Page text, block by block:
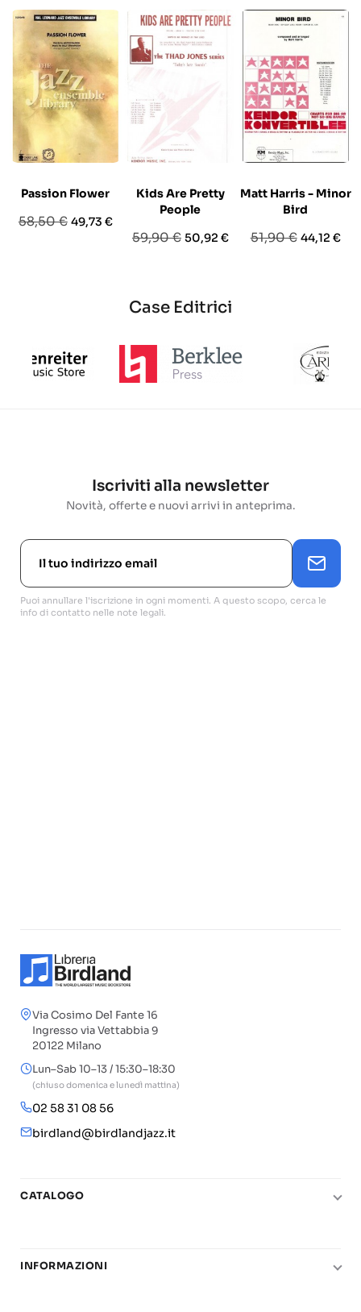
Passion Flower
Prezzo
58,50 € Prezzo
49,73 €
Kids Are Pretty
People
Prezzo
59,90 € Prezzo
50,92 €
Matt Harris - Minor
Bird
Prezzo
51,90 € Prezzo
44,12 €
Case Editrici
Iscriviti alla newsletter
Novità, offerte e nuovi arrivi in anteprima.
Puoi annullare l'iscrizione in ogni momenti. A questo scopo, cerca le
info di contatto nelle note legali.
Via Cosimo Del Fante 16
Ingresso via Vettabbia 9
20122 Milano
Lun–Sab 10–13 / 15:30–18:30
(chiuso domenica e lunedì mattina)
02 58 31 08 56
birdland@birdlandjazz.it
CATALOGO
Chitarra
INFORMAZIONI